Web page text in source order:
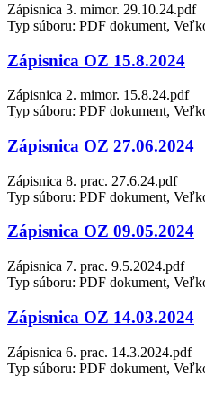
Zápisnica 3. mimor. 29.10.24.pdf
Typ súboru: PDF dokument,
Zápisnica OZ 15.8.2024
Zápisnica 2. mimor. 15.8.24.pdf
Typ súboru: PDF dokument,
Zápisnica OZ 27.06.2024
Zápisnica 8. prac. 27.6.24.pdf
Typ súboru: PDF dokument,
Zápisnica OZ 09.05.2024
Zápisnica 7. prac. 9.5.2024.pdf
Typ súboru: PDF dokument,
Zápisnica OZ 14.03.2024
Zápisnica 6. prac. 14.3.2024.pdf
Typ súboru: PDF dokument,